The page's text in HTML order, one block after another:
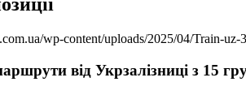
від Укрзалізниці з 15